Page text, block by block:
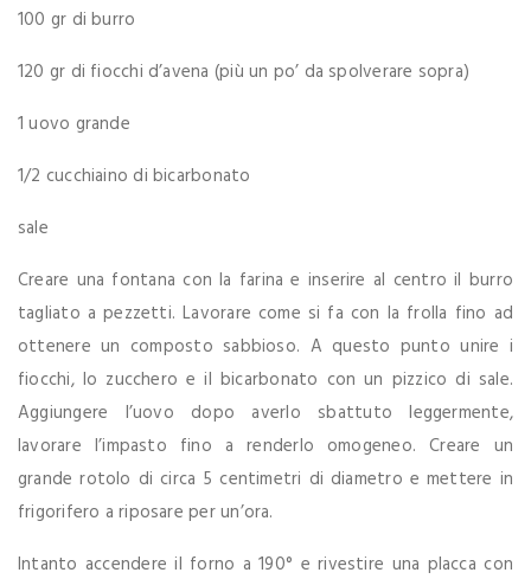
100 gr di burro
120 gr di fiocchi d’avena (più un po’ da spolverare sopra)
1 uovo grande
1/2 cucchiaino di bicarbonato
sale
Creare una fontana con la farina e inserire al centro il burro
tagliato a pezzetti. Lavorare come si fa con la frolla fino ad
ottenere un composto sabbioso. A questo punto unire i
fiocchi, lo zucchero e il bicarbonato con un pizzico di sale.
Aggiungere l’uovo dopo averlo sbattuto leggermente,
lavorare l’impasto fino a renderlo omogeneo. Creare un
grande rotolo di circa 5 centimetri di diametro e mettere in
frigorifero a riposare per un’ora.
Intanto accendere il forno a 190° e rivestire una placca con